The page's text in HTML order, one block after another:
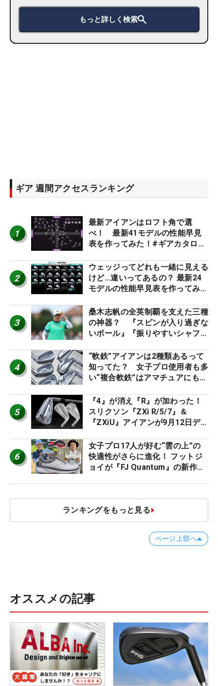
もっと詳しく検索
ギア 週間アクセスランキング
1
最新アイアンはロフト角で選
べ！ 最新41モデルの性能早見
表を作ってみた！#ギアカタログ
2
ウェッジってどれも一緒に見える
けど…違いってあるの？ 最新24
モデルの性能早見表を作ってみ
3
桑木志帆の全英制覇を支えた三種
の神器？ 『スピンが入り過ぎな
いボール』『振りやすいシャフ
ー』 #女子プロセッティング
4
“軟鉄”アイアンは2種類あるって
知ってた？ 女子プロ使用者も多
い“複合軟鉄”はアマチュアにもオ
5
『4』が消え『R』が加わった！
スリクソン『ZXi R/5/7』＆
『ZXiU』アイアンが9月12日デ
6
女子プロ17人が好む“雲の上”の
快適性がさらに進化！ フットジ
ョイが『FJ Quantum』の新作を
ランキングをもっと見る
ページ上部へ
オススメの記事